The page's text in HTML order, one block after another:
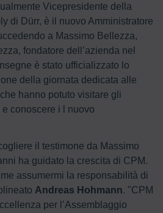
Vicepresidente della
di Dürr, è il nuovo Amministratore
a Massimo Bellezza,
fondatore dell’azienda nel
è stato ufficializzato lo
della giornata dedicata alle
hanno potuto visitare gli
conoscere i l nuovo
il testimone da Massimo
ha guidato la crescita di CPM.
assumermi la responsabilità di
Andreas Hohmann. "CPM
per l’Assemblaggio